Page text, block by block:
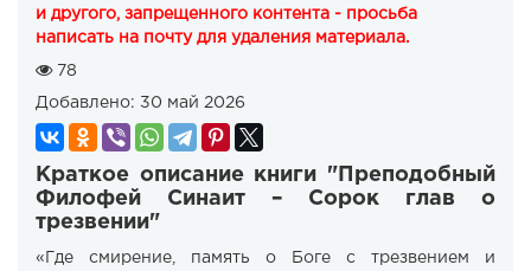
и другого, запрещенного контента - просьба
написать на почту для удаления материала.
78
Добавлено: 30 май 2026
Краткое описание книги "Преподобный
Филофей Синаит – Сорок глав о
трезвении"
«Где смирение, память о Боге с трезвением и